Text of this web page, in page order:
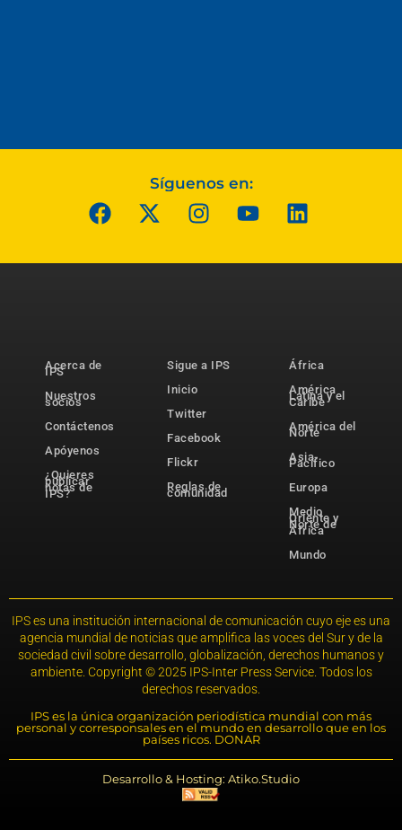
Síguenos en:
Acerca de
IPS
Nuestros
socios
Contáctenos
Apóyenos
¿Quieres
publicar
notas de
IPS?
Sigue a IPS
Inicio
Twitter
Facebook
Flickr
Reglas de
comunidad
África
América
Latina y el
Caribe
América del
Norte
Asia-
Pacífico
Europa
Medio
Oriente y
Norte de
África
Mundo
IPS es una institución internacional de comunicación cuyo eje es una
agencia mundial de noticias que amplifica las voces del Sur y de la
sociedad civil sobre desarrollo, globalización, derechos humanos y
ambiente. Copyright © 2025 IPS-Inter Press Service. Todos los
derechos reservados.
IPS es la única organización periodística mundial con más
personal y corresponsales en el mundo en desarrollo que en los
países ricos. DONAR
Desarrollo & Hosting: Atiko.Studio